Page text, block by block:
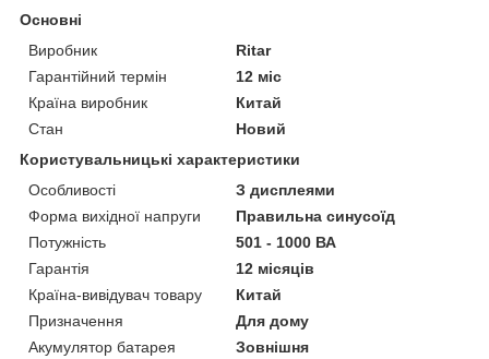
Основні
Виробник
Ritar
Гарантійний термін
12 міс
Країна виробник
Китай
Стан
Новий
Користувальницькі характеристики
Особливості
З дисплеями
Форма вихідної напруги
Правильна синусоїд
Потужність
501 - 1000 ВА
Гарантія
12 місяців
Країна-вивідувач товару
Китай
Призначення
Для дому
Акумулятор батарея
Зовнішня